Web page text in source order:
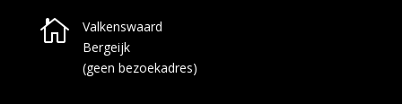

Valkenswaard
Bergeijk
(geen bezoekadres)